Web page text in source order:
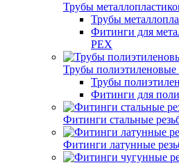
Трубы
Трубы
Фитинги для
PEX
Трубы
Трубы
Фитинги для
Фитинги стальные
Фитинги латунные